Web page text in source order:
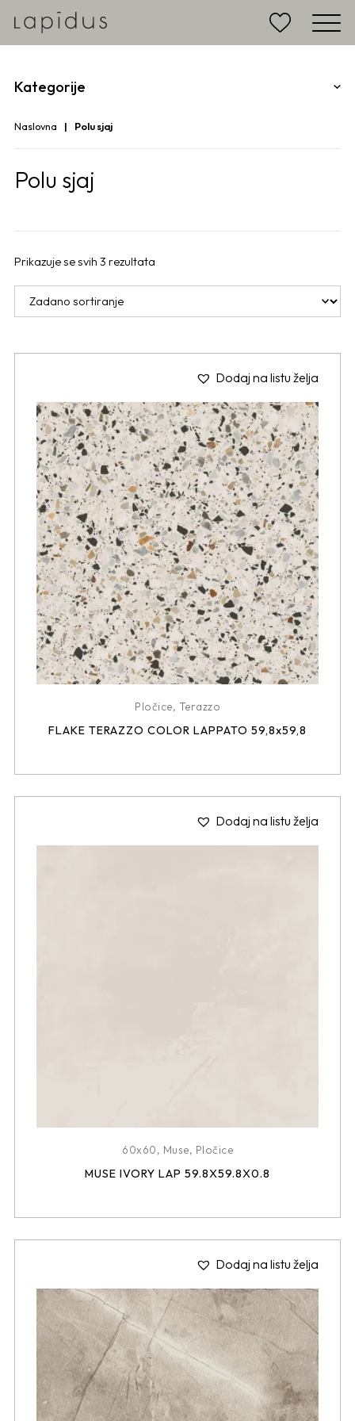
Kategorije
Naslovna Polu sjaj
Polu sjaj
Prikazuje se svih 3 rezultata
Dodaj na listu želja
Pločice, Terazzo
FLAKE TERAZZO COLOR LAPPATO 59,8x59,8
Dodaj na listu želja
60x60, Muse, Pločice
MUSE IVORY LAP 59.8X59.8X0.8
Dodaj na listu želja